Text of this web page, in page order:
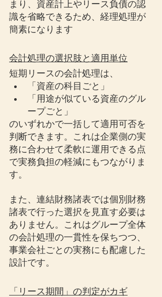
まり、資産計上やリース負債の認
識を省略できるため、経理処理が
簡素になります
会計処理の選択肢と適用単位
短期リースの会計処理は、
「資産の科目ごと」
「用途が似ている資産のグル
ープごと」
のいずれかで一括して適用可否を
判断できます。これは企業側の実
務に合わせて柔軟に運用できる点
で実務負担の軽減にもつながりま
す。
また、連結財務諸表では個別財務
諸表で行った選択を見直す必要は
ありません。これはグループ全体
の会計処理の一貫性を保ちつつ、
事業会社ごとの実務にも配慮した
設計です。
「リース期間」の判定がカギ